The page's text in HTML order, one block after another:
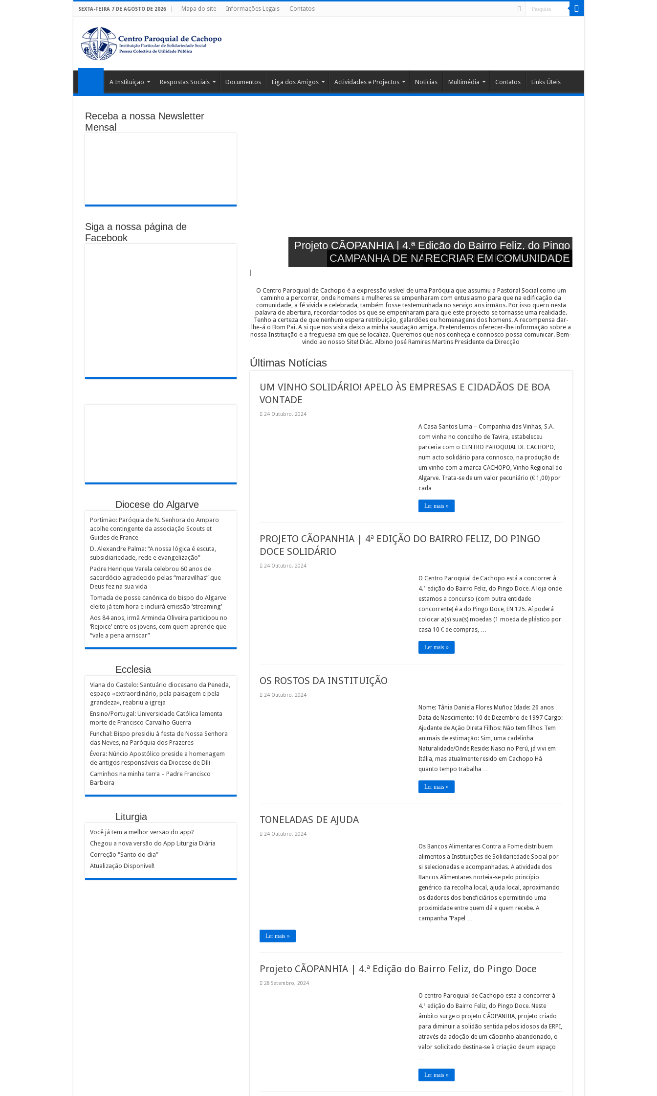
SEXTA-FEIRA 7 DE AGOSTO DE 2026 Mapa do site Informações Legais Contatos
A Instituição Respostas Sociais Documentos Liga dos Amigos Actividades e Projectos Noticias Multimédia Contatos Links Úteis
Projeto CÃOPANHIA | 4.ª Edição do Bairro Feliz, do Pingo
Doce
CAMPANHA DE NATAL | GRUPO RENASCENÇA
RECRIAR EM COMUNIDADE
O Centro Paroquial de Cachopo é a expressão visível de uma Paróquia que assumiu a Pastoral Social como um
caminho a percorrer, onde homens e mulheres se empenharam com entusiasmo para que na edificação da
comunidade, a fé vivida e celebrada, também fosse testemunhada no serviço aos irmãos. Por isso quero nesta
palavra de abertura, recordar todos os que se empenharam para que este projecto se tornasse uma realidade.
Tenho a certeza de que nenhum espera retribuição, galardões ou homenagens dos homens. A recompensa dar-
lhe-á o Bom Pai. A si que nos visita deixo a minha saudação amiga. Pretendemos oferecer-lhe informação sobre a
nossa Instituição e a freguesia em que se localiza. Queremos que nos conheça e connosco possa comunicar. Bem-
vindo ao nosso Site! Diác. Albino José Ramires Martins Presidente da Direcção
Últimas Notícias
UM VINHO SOLIDÁRIO! APELO ÀS EMPRESAS E CIDADÃOS DE BOA
VONTADE
24 Outubro, 2024
A Casa Santos Lima – Companhia das Vinhas, S.A.
com vinha no concelho de Tavira, estabeleceu
parceria com o CENTRO PAROQUIAL DE CACHOPO,
num acto solidário para connosco, na produção de
um vinho com a marca CACHOPO, Vinho Regional do
Algarve. Trata-se de um valor pecuniário (€ 1,00) por
cada …
Ler mais »
PROJETO CÃOPANHIA | 4ª EDIÇÃO DO BAIRRO FELIZ, DO PINGO
DOCE SOLIDÁRIO
24 Outubro, 2024
O Centro Paroquial de Cachopo está a concorrer à
4.ª edição do Bairro Feliz, do Pingo Doce. A loja onde
estamos a concurso (com outra entidade
concorrente) é a do Pingo Doce, EN 125. Aí poderá
colocar a(s) sua(s) moedas (1 moeda de plástico por
casa 10 € de compras, …
Ler mais »
OS ROSTOS DA INSTITUIÇÃO
24 Outubro, 2024
Nome: Tânia Daniela Flores Muñoz Idade: 26 anos
Data de Nascimento: 10 de Dezembro de 1997 Cargo:
Ajudante de Ação Direta Filhos: Não tem filhos Tem
animais de estimação: Sim, uma cadelinha
Naturalidade/Onde Reside: Nasci no Perú, já vivi em
Itália, mas atualmente resido em Cachopo Há
quanto tempo trabalha …
Ler mais »
TONELADAS DE AJUDA
24 Outubro, 2024
Os Bancos Alimentares Contra a Fome distribuem
alimentos a Instituições de Solidariedade Social por
si selecionadas e acompanhadas. A atividade dos
Bancos Alimentares norteia-se pelo princípio
genérico da recolha local, ajuda local, aproximando
os dadores dos beneficiários e permitindo uma
proximidade entre quem dá e quem recebe. A
campanha ”Papel …
Ler mais »
Projeto CÃOPANHIA | 4.ª Edição do Bairro Feliz, do Pingo Doce
28 Setembro, 2024
O centro Paroquial de Cachopo esta a concorrer à
4.ª edição do Bairro Feliz, do Pingo Doce. Neste
âmbito surge o projeto CÃOPANHIA, projeto criado
para diminuir a solidão sentida pelos idosos da ERPI,
através da adoção de um cãozinho abandonado, o
valor solicitado destina-se à criação de um espaço
…
Ler mais »
Receba a nossa Newsletter
Mensal
Siga a nossa página de
Facebook
Diocese do Algarve
Portimão: Paróquia de N. Senhora do Amparo
acolhe contingente da associação Scouts et
Guides de France
D. Alexandre Palma: “A nossa lógica é escuta,
subsidiariedade, rede e evangelização”
Padre Henrique Varela celebrou 60 anos de
sacerdócio agradecido pelas “maravilhas” que
Deus fez na sua vida
Tomada de posse canónica do bispo do Algarve
eleito já tem hora e incluirá emissão ‘streaming’
Aos 84 anos, irmã Arminda Oliveira participou no
‘Rejoice’ entre os jovens, com quem aprende que
“vale a pena arriscar”
Ecclesia
Viana do Castelo: Santuário diocesano da Peneda,
espaço «extraordinário, pela paisagem e pela
grandeza», reabriu a igreja
Ensino/Portugal: Universidade Católica lamenta
morte de Francisco Carvalho Guerra
Funchal: Bispo presidiu à festa de Nossa Senhora
das Neves, na Paróquia dos Prazeres
Évora: Núncio Apostólico preside a homenagem
de antigos responsáveis da Diocese de Díli
Caminhos na minha terra – Padre Francisco
Barbeira
Liturgia
Você já tem a melhor versão do app?
Chegou a nova versão do App Liturgia Diária
Correção "Santo do dia"
Atualização Disponível!